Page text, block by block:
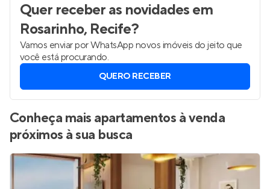
Quer receber as novidadesem
Rosarinho, Recife?
Vamos enviar por WhatsApp novos imóveis do jeito que
você está procurando.
QUERO RECEBER
Conheça mais apartamentos à venda
próximos à sua busca